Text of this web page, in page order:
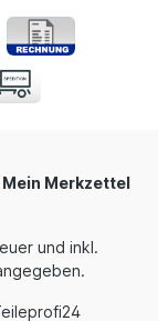
Mein Merkzettel
und inkl.